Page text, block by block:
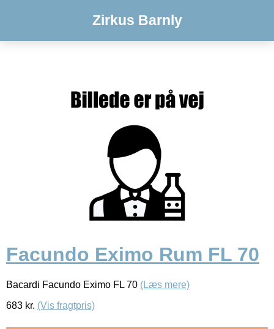
Zirkus Barnly
Facundo Eximo Rum FL 70
Bacardi Facundo Eximo FL 70 (Læs mere)
683 kr. (Vis fragtpris)